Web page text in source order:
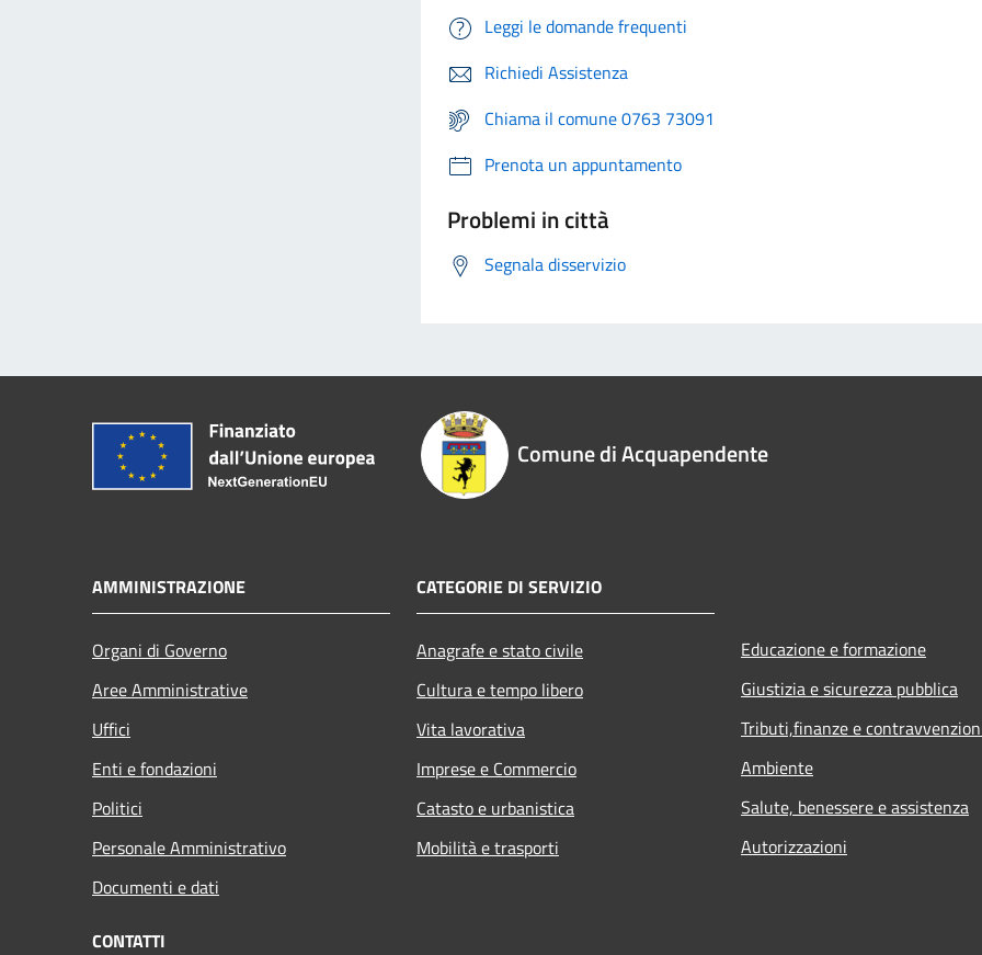
Leggi le domande frequenti
Richiedi Assistenza
Chiama il comune 0763 73091
Prenota un appuntamento
Problemi in città
Segnala disservizio
Comune di Acquapendente
AMMINISTRAZIONE
Organi di Governo
Aree Amministrative
Uffici
Enti e fondazioni
Politici
Personale Amministrativo
Documenti e dati
CATEGORIE DI SERVIZIO
Anagrafe e stato civile
Cultura e tempo libero
Vita lavorativa
Imprese e Commercio
Catasto e urbanistica
Mobilità e trasporti
Educazione e formazione
Giustizia e sicurezza pubblica
Tributi,finanze e
Ambiente
Salute, benessere e assistenza
Autorizzazioni
CONTATTI